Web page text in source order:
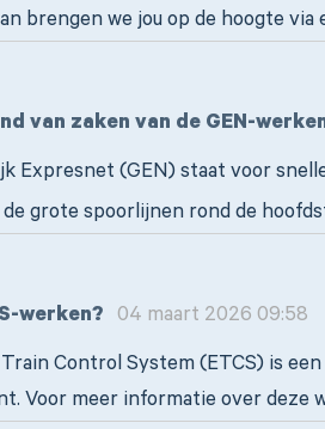
brengen we jou op de hoogte
van zaken van de GEN-
Expresnet (GEN) staat voor
de grote spoorlijnen rond de
werken? 04 maart 2026 09:58
Control System (ETCS) is
Voor meer informatie over deze